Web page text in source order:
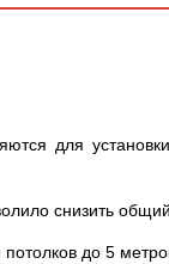
для
снизить
до 5